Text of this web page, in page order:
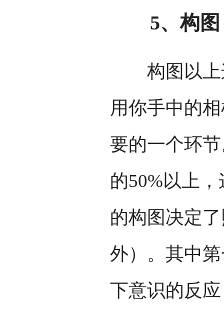
5、构图
构图以上
用你手中的
要的一个环
的50%以上
的构图决定
外）。其中
下意识的反